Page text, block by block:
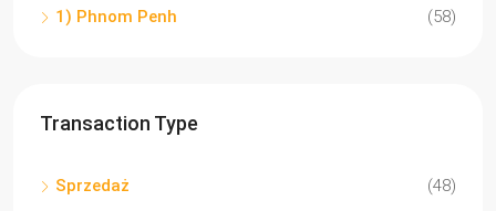
1) Phnom Penh (58)
Transaction Type
Sprzedaż
(48)